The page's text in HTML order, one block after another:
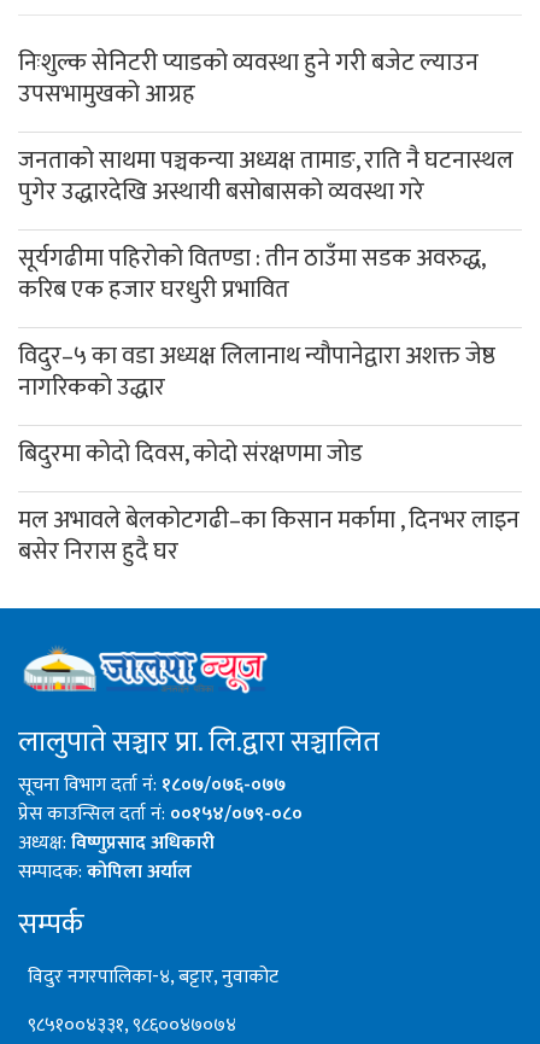
निःशुल्क सेनिटरी प्याडको व्यवस्था हुने गरी बजेट ल्याउन
उपसभामुखको आग्रह
जनताको साथमा पञ्चकन्या अध्यक्ष तामाङ, राति नै घटनास्थल
पुगेर उद्धारदेखि अस्थायी बसोबासको व्यवस्था गरे
सूर्यगढीमा पहिरोको वितण्डा : तीन ठाउँमा सडक अवरुद्ध,
करिब एक हजार घरधुरी प्रभावित
विदुर–५ का वडा अध्यक्ष लिलानाथ न्यौपानेद्वारा अशक्त जेष्ठ
नागरिकको उद्धार
बिदुरमा कोदो दिवस, कोदो संरक्षणमा जोड
मल अभावले बेलकोटगढी–का किसान मर्कामा , दिनभर लाइन
बसेर निरास हुदै घर
लालुपाते सञ्चार प्रा. लि.द्वारा सञ्चालित
सूचना विभाग दर्ता नं: १८०७/०७६-०७७
प्रेस काउन्सिल दर्ता नं: ००१५४/०७९-०८०
अध्यक्ष:विष्णुप्रसाद अधिकारी
सम्पादक:कोपिला अर्याल
सम्पर्क
विदुर नगरपालिका-४, बट्टार, नुवाकोट
९८५१००४३३१, ९८६००४७०७४